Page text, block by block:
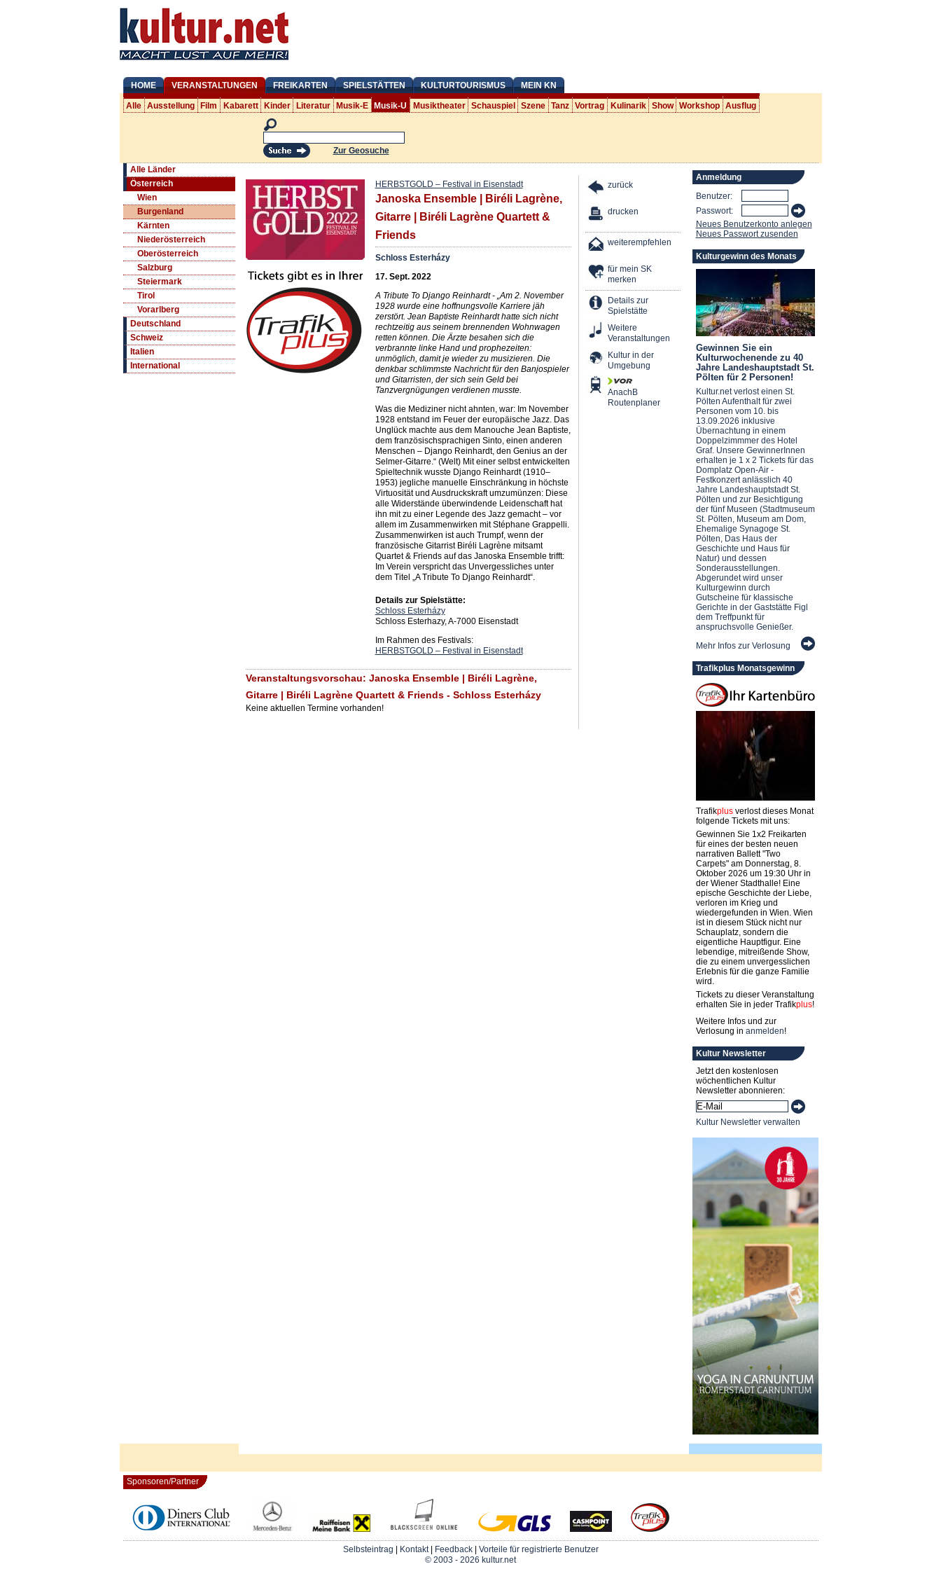
HOME VERANSTALTUNGEN FREIKARTEN SPIELSTÄTTEN KULTURTOURISMUS MEIN KN
Alle Ausstellung Film Kabarett Kinder Literatur Musik-E Musik-U Musiktheater Schauspiel Szene Tanz Vortrag Kulinarik Show Workshop Ausflug
Zur Geosuche
Alle Länder
Österreich
Wien
Burgenland
Kärnten
Niederösterreich
Oberösterreich
Salzburg
Steiermark
Tirol
Vorarlberg
Deutschland
Schweiz
Italien
International
HERBSTGOLD – Festival in Eisenstadt
Janoska Ensemble | Biréli Lagrène,
Gitarre | Biréli Lagrène Quartett &
Friends
Schloss Esterházy
17. Sept. 2022
A Tribute To Django Reinhardt - „Am 2. November
1928 wurde eine hoffnungsvolle Karriere jäh
zerstört. Jean Baptiste Reinhardt hatte sich nicht
rechtzeitig aus seinem brennenden Wohnwagen
retten können. Die Ärzte besahen sich die
verbrannte linke Hand und prophezeiten:
unmöglich, damit je wieder zu musizieren. Die
denkbar schlimmste Nachricht für den Banjospieler
und Gitarristen, der sich sein Geld bei
Tanzvergnügungen verdienen musste.
Was die Mediziner nicht ahnten, war: Im November
1928 entstand im Feuer der europäische Jazz. Das
Unglück machte aus dem Manouche Jean Baptiste,
dem französischsprachigen Sinto, einen anderen
Menschen – Django Reinhardt, den Genius an der
Selmer-Gitarre.“ (Welt) Mit einer selbst entwickelten
Spieltechnik wusste Django Reinhardt (1910–
1953) jegliche manuelle Einschränkung in höchste
Virtuosität und Ausdruckskraft umzumünzen: Diese
alle Widerstände überwindende Leidenschaft hat
ihn mit zu einer Legende des Jazz gemacht – vor
allem im Zusammenwirken mit Stéphane Grappelli.
Zusammenwirken ist auch Trumpf, wenn der
französische Gitarrist Biréli Lagrène mitsamt
Quartet & Friends auf das Janoska Ensemble trifft:
Im Verein verspricht das Unvergessliches unter
dem Titel „A Tribute To Django Reinhardt“.
Details zur Spielstätte:
Schloss Esterházy
Schloss Esterhazy, A-7000 Eisenstadt
Im Rahmen des Festivals:
HERBSTGOLD – Festival in Eisenstadt
Veranstaltungsvorschau: Janoska Ensemble | Biréli Lagrène,
Gitarre | Biréli Lagrène Quartett & Friends - Schloss Esterházy
Keine aktuellen Termine vorhanden!
zurück
drucken
weiterempfehlen
für mein SK
merken
Details zur
Spielstätte
Weitere
Veranstaltungen
Kultur in der
Umgebung
AnachB
Routenplaner
Anmeldung
Benutzer:
Passwort:
Neues Benutzerkonto anlegen
Neues Passwort zusenden
Kulturgewinn des Monats
Gewinnen Sie ein
Kulturwochenende zu 40
Jahre Landeshauptstadt St.
Pölten für 2 Personen!
Kultur.net verlost einen St.
Pölten Aufenthalt für zwei
Personen vom 10. bis
13.09.2026 inklusive
Übernachtung in einem
Doppelzimmmer des Hotel
Graf. Unsere GewinnerInnen
erhalten je 1 x 2 Tickets für das
Domplatz Open-Air -
Festkonzert anlässlich 40
Jahre Landeshauptstadt St.
Pölten und zur Besichtigung
der fünf Museen (Stadtmuseum
St. Pölten, Museum am Dom,
Ehemalige Synagoge St.
Pölten, Das Haus der
Geschichte und Haus für
Natur) und dessen
Sonderausstellungen.
Abgerundet wird unser
Kulturgewinn durch
Gutscheine für klassische
Gerichte in der Gaststätte Figl
dem Treffpunkt für
anspruchsvolle Genießer.
Mehr Infos zur Verlosung
Trafikplus Monatsgewinn
Trafikplusverlost dieses Monat
folgende Tickets mit uns:
Gewinnen Sie 1x2 Freikarten
für eines der besten neuen
narrativen Ballett "Two
Carpets" am Donnerstag, 8.
Oktober 2026 um 19:30 Uhr in
der Wiener Stadthalle! Eine
epische Geschichte der Liebe,
verloren im Krieg und
wiedergefunden in Wien. Wien
ist in diesem Stück nicht nur
Schauplatz, sondern die
eigentliche Hauptfigur. Eine
lebendige, mitreißende Show,
die zu einem unvergesslichen
Erlebnis für die ganze Familie
wird.
Tickets zu dieser Veranstaltung
erhalten Sie in jeder Trafikplus!
Weitere Infos und zur
Verlosung in anmelden!
Kultur Newsletter
Jetzt den kostenlosen
wöchentlichen Kultur
Newsletter abonnieren:
Kultur Newsletter verwalten
Sponsoren/Partner
Selbsteintrag Kontakt| Feedback| Vorteile für registrierte Benutzer
© 2003 - 2026 kultur.net